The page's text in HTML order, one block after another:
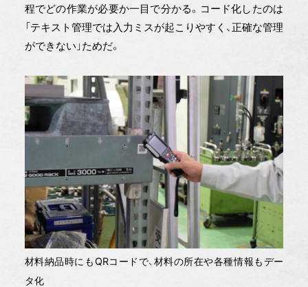
程でどの作業が必要か一目で分かる。コード化したのは
「テキスト管理では入力ミスが起こりやすく、正確な管理
ができない」ためだ。
材料納品時にもQRコードで、材料の所在や各種情報もデー
タ化